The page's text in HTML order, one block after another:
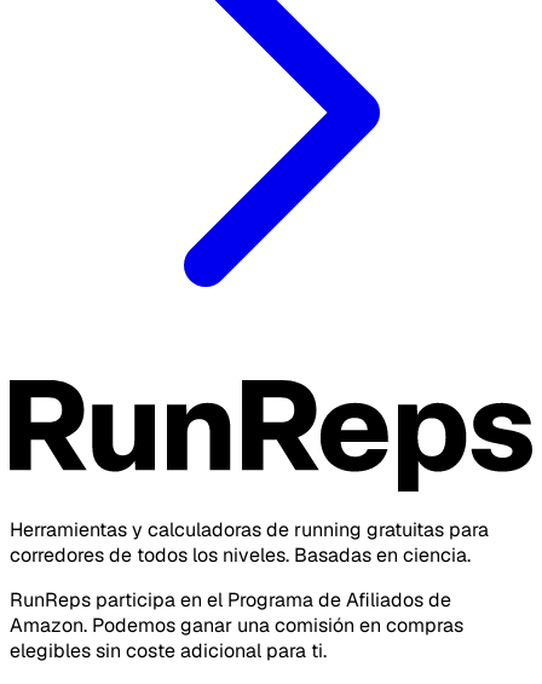
Herramientas y calculadoras de running gratuitas para
corredores de todos los niveles. Basadas en ciencia.
RunReps participa en el Programa de Afiliados de
Amazon. Podemos ganar una comisión en compras
elegibles sin coste adicional para ti.